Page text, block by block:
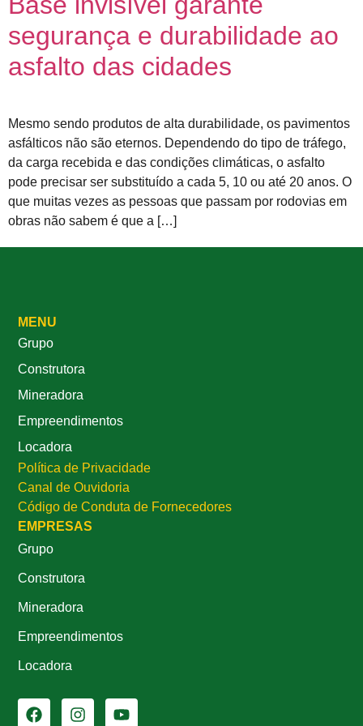
segurança e durabilidade ao
asfalto das cidades
Mesmo sendo produtos de alta durabilidade, os pavimentos
asfálticos não são eternos. Dependendo do tipo de tráfego,
da carga recebida e das condições climáticas, o asfalto
pode precisar ser substituído a cada 5, 10 ou até 20 anos. O
que muitas vezes as pessoas que passam por rodovias em
obras não sabem é que a […]
MENU
Grupo
Construtora
Mineradora
Empreendimentos
Locadora
Política de Privacidade
Canal de Ouvidoria
Código de Conduta de Fornecedores
EMPRESAS
Grupo
Construtora
Mineradora
Empreendimentos
Locadora